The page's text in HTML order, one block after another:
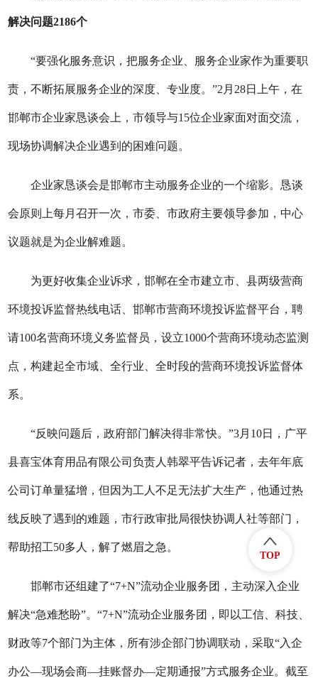
解决问题2186个
“要强化服务意识，把服务企业、服务企业家作为重要职
责，不断拓展服务企业的深度、专业度。”2月28日上午，在
邯郸市企业家恳谈会上，市领导与15位企业家面对面交流，
现场协调解决企业遇到的困难问题。
企业家恳谈会是邯郸市主动服务企业的一个缩影。恳谈
会原则上每月召开一次，市委、市政府主要领导参加，中心
议题就是为企业解难题。
为更好收集企业诉求，邯郸在全市建立市、县两级营商
环境投诉监督热线电话、邯郸市营商环境投诉监督平台，聘
请100名营商环境义务监督员，设立1000个营商环境动态监测
点，构建起全市域、全行业、全时段的营商环境投诉监督体
系。
“反映问题后，政府部门解决得非常快。”3月10日，广平
县喜宝体育用品有限公司负责人韩翠平告诉记者，去年年底
公司订单量猛增，但因为工人不足无法扩大生产，他通过热
线反映了遇到的难题，市行政审批局很快协调人社等部门，
帮助招工50多人，解了燃眉之急。
邯郸市还组建了“7+N”流动企业服务团，主动深入企业
解决“急难愁盼”。“7+N”流动企业服务团，即以工信、科技、
财政等7个部门为主体，所有涉企部门协调联动，采取“入企
办公—现场会商—挂账督办—定期通报”方式服务企业。截至
TOP